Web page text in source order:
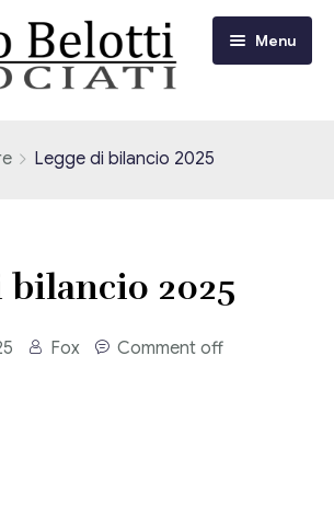
Menu
e Fiscali
Legge di bilancio 2025
bilancio 2025
Fox Comment off